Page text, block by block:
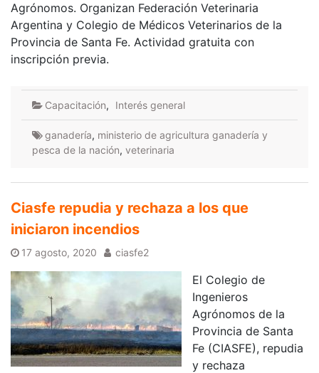
Agrónomos. Organizan Federación Veterinaria
Argentina y Colegio de Médicos Veterinarios de la
Provincia de Santa Fe. Actividad gratuita con
inscripción previa.
Capacitación, Interés general
ganadería, ministerio de agricultura ganadería y
pesca de la nación, veterinaria
Ciasfe repudia y rechaza a los que
iniciaron incendios
17 agosto, 2020 ciasfe2
El Colegio de
Ingenieros
Agrónomos de la
Provincia de Santa
Fe (CIASFE), repudia
y rechaza